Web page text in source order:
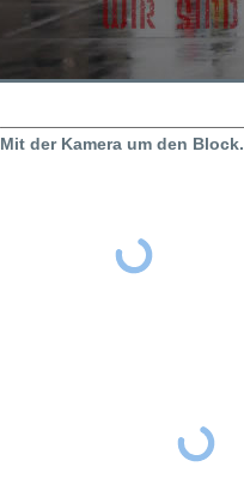
Mit der Kamera um den Block.